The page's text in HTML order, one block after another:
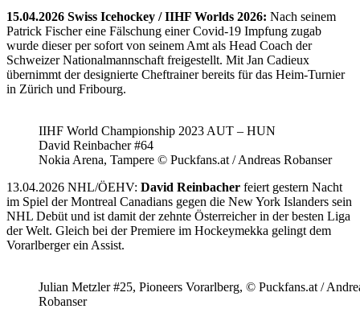
15.04.2026 Swiss Icehockey / IIHF Worlds 2026: Nach seinem
Patrick Fischer eine Fälschung einer Covid-19 Impfung zugab
wurde dieser per sofort von seinem Amt als Head Coach der
Schweizer Nationalmannschaft freigestellt. Mit Jan Cadieux
übernimmt der designierte Cheftrainer bereits für das Heim-Turnier
in Zürich und Fribourg.
IIHF World Championship 2023 AUT – HUN
David Reinbacher #64
Nokia Arena, Tampere © Puckfans.at / Andreas Robanser
13.04.2026 NHL/ÖEHV: David Reinbacher feiert gestern Nacht
im Spiel der Montreal Canadians gegen die New York Islanders sein
NHL Debüt und ist damit der zehnte Österreicher in der besten Liga
der Welt. Gleich bei der Premiere im Hockeymekka gelingt dem
Vorarlberger ein Assist.
Julian Metzler #25, Pioneers Vorarlberg, © Puckfans.at /
Robanser